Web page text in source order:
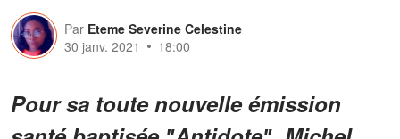
Par Eteme Severine Celestine
30 janv. 2021
18:00
Pour sa toute nouvelle émission